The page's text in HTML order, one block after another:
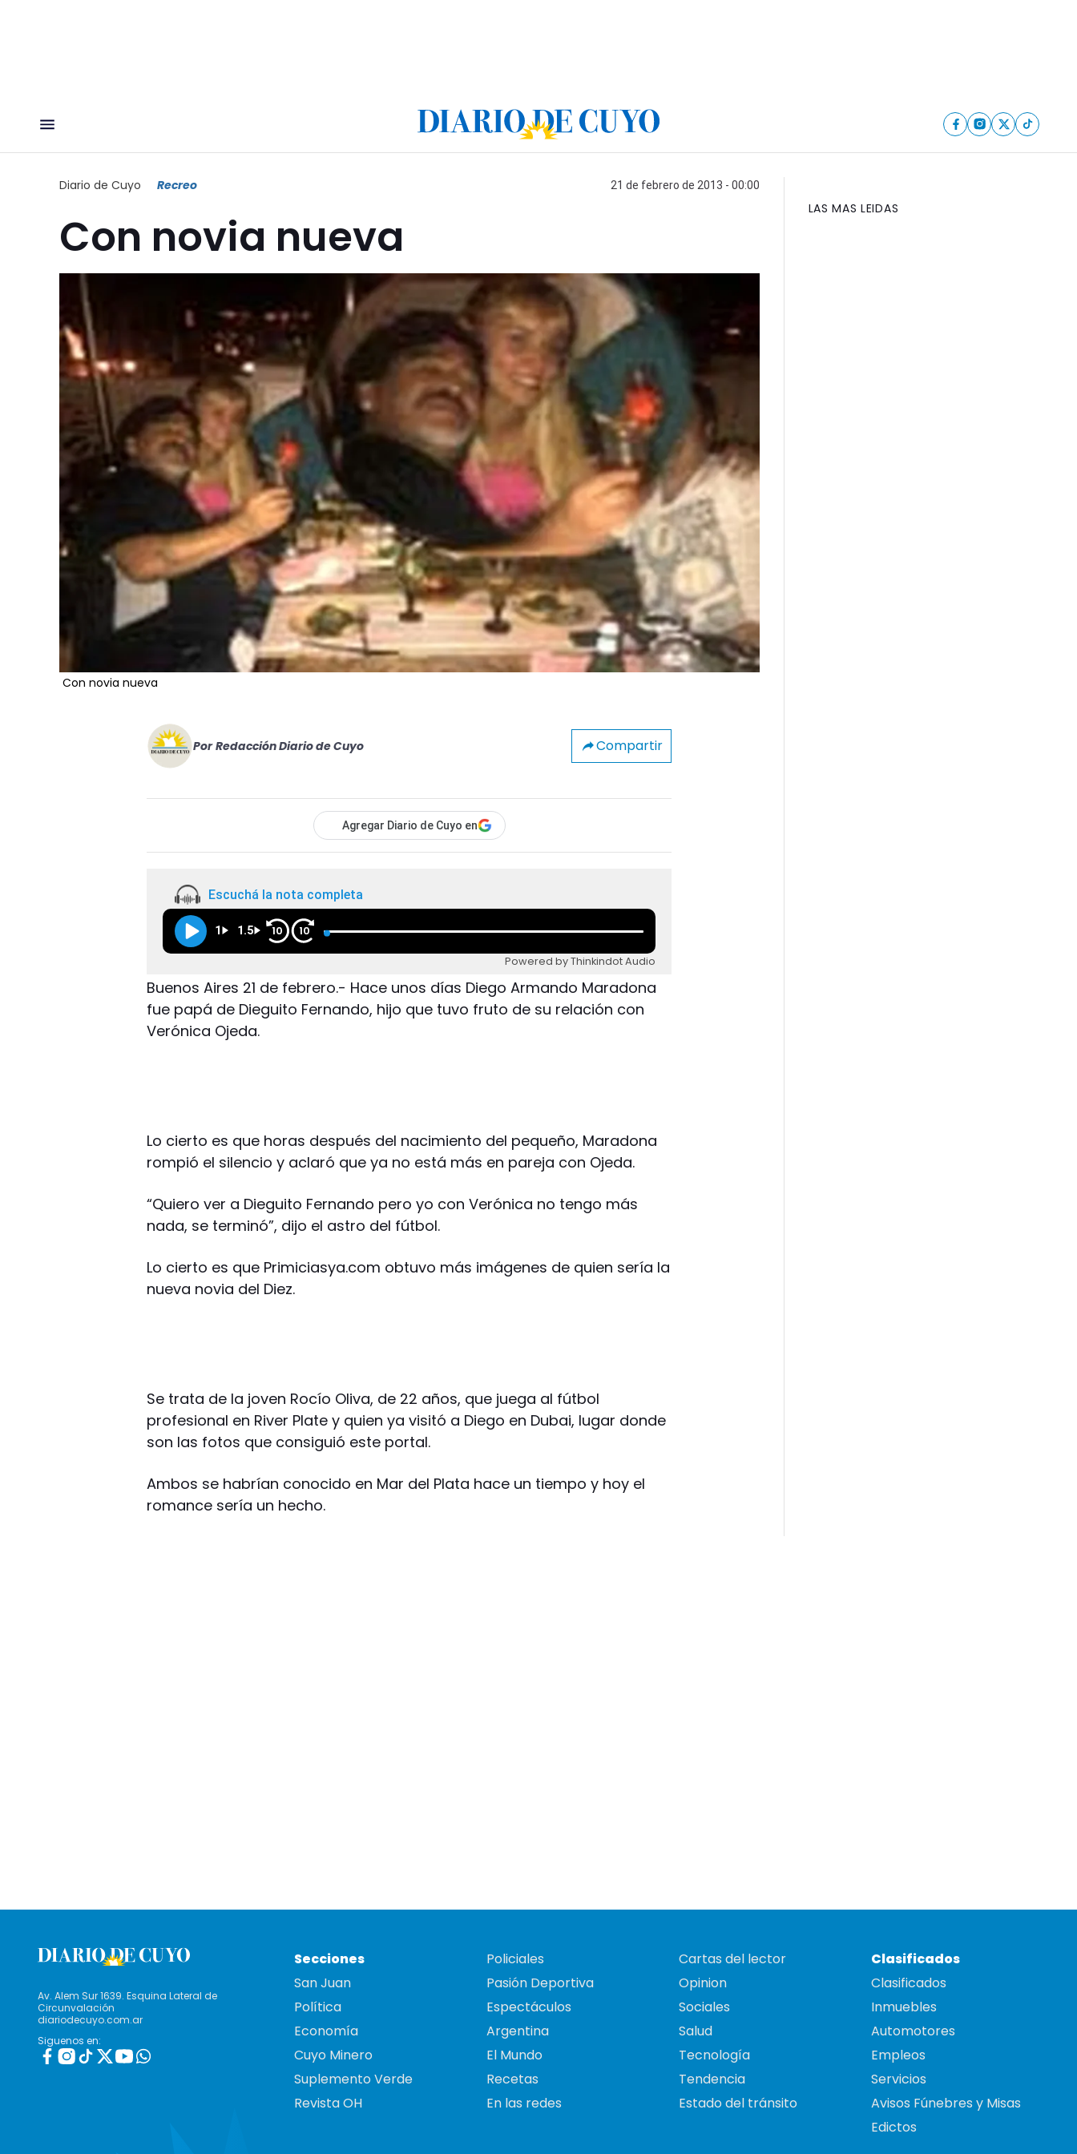
Diario de Cuyo Recreo 21 de febrero de 2013 - 00:00
Con novia nueva
Con novia nueva
Por Redacción Diario de Cuyo Compartir
Agregar Diario de Cuyo en
Escuchá la nota completa
1 1.5 10 10
Powered by Thinkindot Audio
Buenos Aires 21 de febrero.- Hace unos días Diego Armando Maradona
fue papá de Dieguito Fernando, hijo que tuvo fruto de su relación con
Verónica Ojeda.
Lo cierto es que horas después del nacimiento del pequeño, Maradona
rompió el silencio y aclaró que ya no está más en pareja con Ojeda.
“Quiero ver a Dieguito Fernando pero yo con Verónica no tengo más
nada, se terminó”, dijo el astro del fútbol.
Lo cierto es que Primiciasya.com obtuvo más imágenes de quien sería la
nueva novia del Diez.
Se trata de la joven Rocío Oliva, de 22 años, que juega al fútbol
profesional en River Plate y quien ya visitó a Diego en Dubai, lugar donde
son las fotos que consiguió este portal.
Ambos se habrían conocido en Mar del Plata hace un tiempo y hoy el
romance sería un hecho.
LAS MAS LEIDAS
Av. Alem Sur 1639. Esquina Lateral de
Circunvalación
diariodecuyo.com.ar
Siguenos en:
Secciones
San Juan
Política
Economía
Cuyo Minero
Suplemento Verde
Revista OH
Policiales
Pasión Deportiva
Espectáculos
Argentina
El Mundo
Recetas
En las redes
Cartas del lector
Opinion
Sociales
Salud
Tecnología
Tendencia
Estado del tránsito
Clasificados
Clasificados
Inmuebles
Automotores
Empleos
Servicios
Avisos Fúnebres y Misas
Edictos